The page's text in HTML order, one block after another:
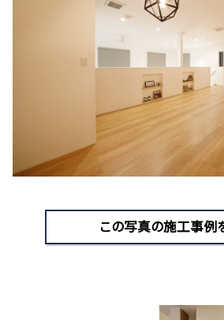
この写真の施工事例